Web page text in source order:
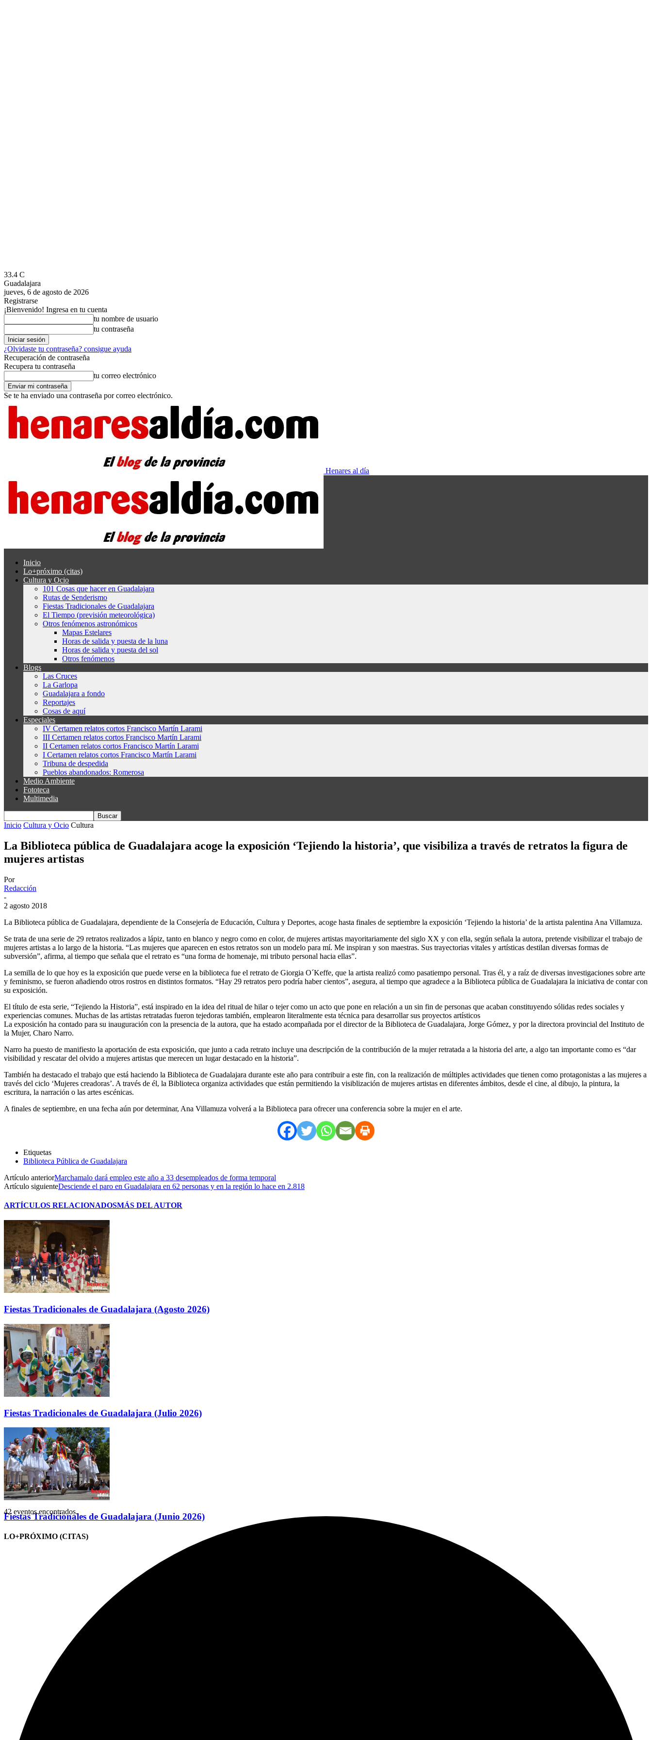
33.4 C
Guadalajara
jueves, 6 de agosto de 2026
Registrarse
¡Bienvenido! Ingresa en tu cuenta
tu nombre de usuario
tu contraseña
¿Olvidaste tu contraseña? consigue ayuda
Recuperación de contraseña
Recupera tu contraseña
tu correo electrónico
Se te ha enviado una contraseña por correo electrónico.
Henares al día
Inicio
Lo+próximo (citas)
Cultura y Ocio
101 Cosas que hacer en Guadalajara
Rutas de Senderismo
Fiestas Tradicionales de Guadalajara
El Tiempo (previsión meteorológica)
Otros fenómenos astronómicos
Mapas Estelares
Horas de salida y puesta de la luna
Horas de salida y puesta del sol
Otros fenómenos
Blogs
Las Cruces
La Garlopa
Guadalajara a fondo
Reportajes
Cosas de aquí
Especiales
IV Certamen relatos cortos Francisco Martín Larami
III Certamen relatos cortos Francisco Martín Larami
II Certamen relatos cortos Francisco Martín Larami
I Certamen relatos cortos Francisco Martín Larami
Tribuna de despedida
Pueblos abandonados: Romerosa
Medio Ambiente
Fototeca
Multimedia
Inicio Cultura y Ocio Cultura
La Biblioteca pública de Guadalajara acoge la exposición ‘Tejiendo la historia’, que visibiliza a través de retratos la figura de
mujeres artistas
Por
Redacción
-
2 agosto 2018
La Biblioteca pública de Guadalajara, dependiente de la Consejería de Educación, Cultura y Deportes, acoge hasta finales de septiembre la exposición ‘Tejiendo la historia’ de la artista palentina Ana Villamuza.
Se trata de una serie de 29 retratos realizados a lápiz, tanto en blanco y negro como en color, de mujeres artistas mayoritariamente del siglo XX y con ella, según señala la autora, pretende visibilizar el trabajo de
mujeres artistas a lo largo de la historia. “Las mujeres que aparecen en estos retratos son un modelo para mí. Me inspiran y son maestras. Sus trayectorias vitales y artísticas destilan diversas formas de
subversión”, afirma, al tiempo que señala que el retrato es “una forma de homenaje, mi tributo personal hacia ellas”.
La semilla de lo que hoy es la exposición que puede verse en la biblioteca fue el retrato de Giorgia O´Keffe, que la artista realizó como pasatiempo personal. Tras él, y a raíz de diversas investigaciones sobre arte
y feminismo, se fueron añadiendo otros rostros en distintos formatos. “Hay 29 retratos pero podría haber cientos”, asegura, al tiempo que agradece a la Biblioteca pública de Guadalajara la iniciativa de contar con
su exposición.
El título de esta serie, “Tejiendo la Historia”, está inspirado en la idea del ritual de hilar o tejer como un acto que pone en relación a un sin fin de personas que acaban constituyendo sólidas redes sociales y
experiencias comunes. Muchas de las artistas retratadas fueron tejedoras también, emplearon literalmente esta técnica para desarrollar sus proyectos artísticos
La exposición ha contado para su inauguración con la presencia de la autora, que ha estado acompañada por el director de la Biblioteca de Guadalajara, Jorge Gómez, y por la directora provincial del Instituto de
la Mujer, Charo Narro.
Narro ha puesto de manifiesto la aportación de esta exposición, que junto a cada retrato incluye una descripción de la contribución de la mujer retratada a la historia del arte, a algo tan importante como es “dar
visibilidad y rescatar del olvido a mujeres artistas que merecen un lugar destacado en la historia”.
También ha destacado el trabajo que está haciendo la Biblioteca de Guadalajara durante este año para contribuir a este fin, con la realización de múltiples actividades que tienen como protagonistas a las mujeres a
través del ciclo ‘Mujeres creadoras’. A través de él, la Biblioteca organiza actividades que están permitiendo la visiblización de mujeres artistas en diferentes ámbitos, desde el cine, al dibujo, la pintura, la
escritura, la narración o las artes escénicas.
A finales de septiembre, en una fecha aún por determinar, Ana Villamuza volverá a la Biblioteca para ofrecer una conferencia sobre la mujer en el arte.
Etiquetas
Biblioteca Pública de Guadalajara
Artículo anteriorMarchamalo dará empleo este año a 33 desempleados de forma temporal
Artículo siguienteDesciende el paro en Guadalajara en 62 personas y en la región lo hace en 2.818
ARTÍCULOS RELACIONADOSMÁS DEL AUTOR
Fiestas Tradicionales de Guadalajara (Agosto 2026)
Fiestas Tradicionales de Guadalajara (Julio 2026)
Fiestas Tradicionales de Guadalajara (Junio 2026)
LO+PRÓXIMO (CITAS)
42 eventos encontrados.